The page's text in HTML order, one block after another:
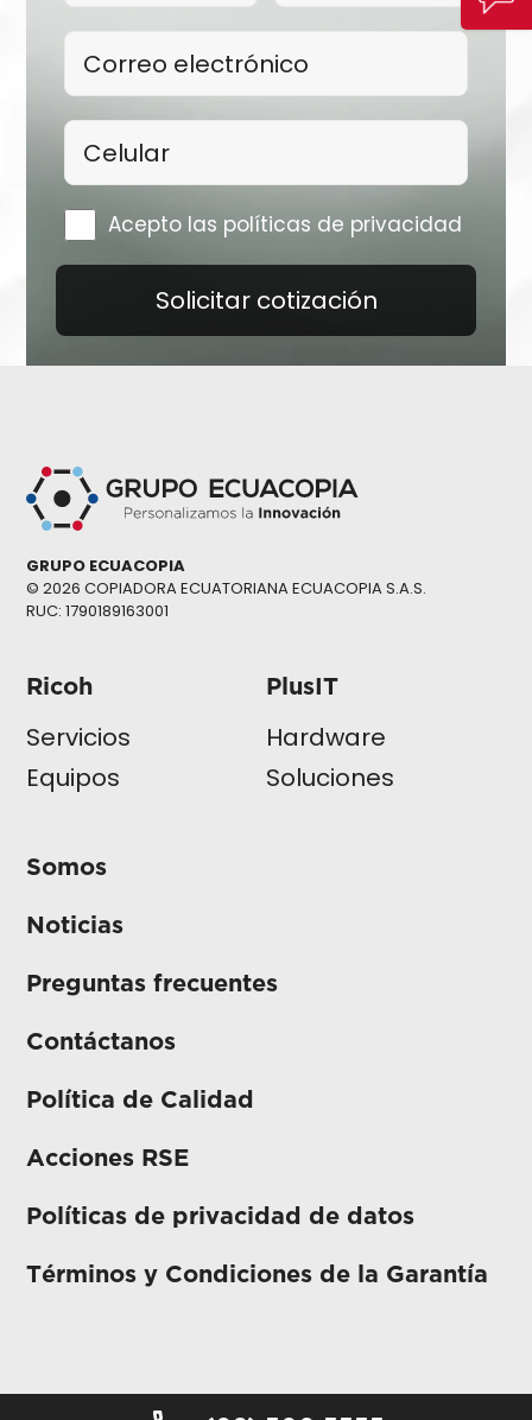
Acepto las políticas de privacidad
Solicitar cotización
GRUPO ECUACOPIA
© 2026 COPIADORA ECUATORIANA ECUACOPIA S.A.S.
RUC: 1790189163001
Ricoh
Servicios
Equipos
PlusIT
Hardware
Soluciones
Somos
Noticias
Preguntas frecuentes
Contáctanos
Política de Calidad
Acciones RSE
Políticas de privacidad de datos
Términos y Condiciones de la Garantía